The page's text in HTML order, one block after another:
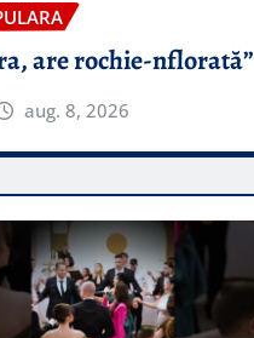
are rochie-nflorată”
aug. 8, 2026